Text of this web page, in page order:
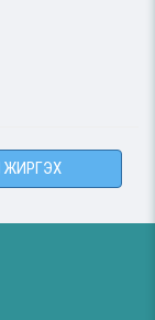
ЖИРГЭХ